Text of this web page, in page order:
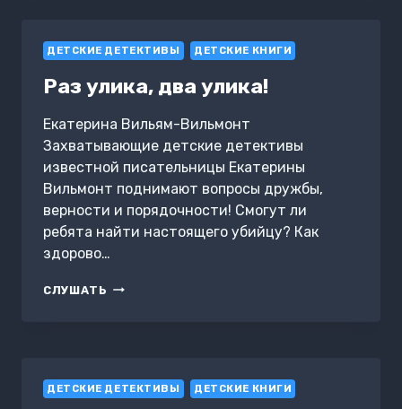
ДЕТСКИЕ ДЕТЕКТИВЫ ДЕТСКИЕ КНИГИ
Раз улика, два улика!
Екатерина Вильям-Вильмонт
Захватывающие детские детективы
известной писательницы Екатерины
Вильмонт поднимают вопросы дружбы,
верности и порядочности! Смогут ли
ребята найти настоящего убийцу? Как
здорово…
СЛУШАТЬ РАЗ
ДЕТСКИЕ ДЕТЕКТИВЫ ДЕТСКИЕ КНИГИ